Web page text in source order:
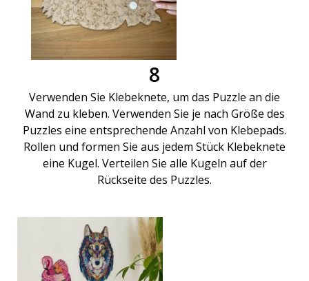
8
Verwenden Sie Klebeknete, um das Puzzle an die
Wand zu kleben. Verwenden Sie je nach Größe des
Puzzles eine entsprechende Anzahl von Klebepads.
Rollen und formen Sie aus jedem Stück Klebeknete
eine Kugel. Verteilen Sie alle Kugeln auf der
Rückseite des Puzzles.